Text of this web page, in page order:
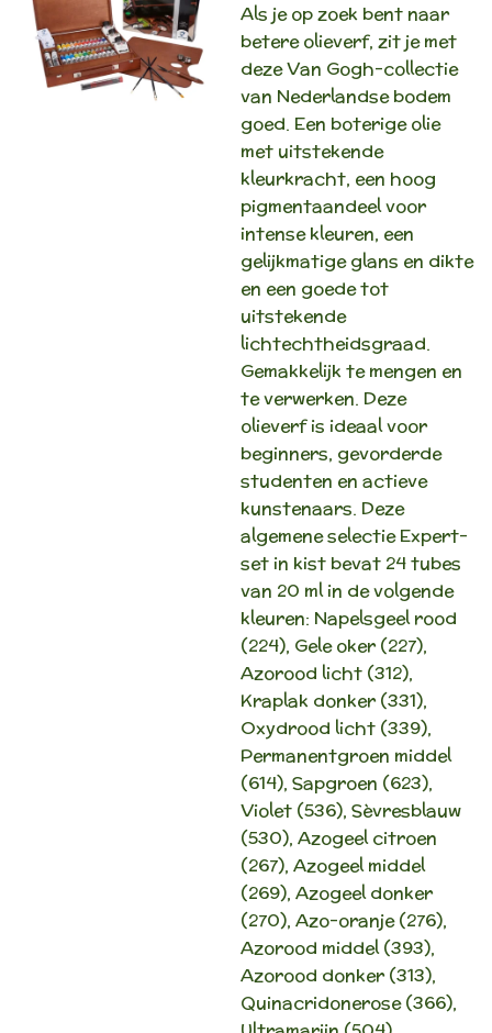
Als je op zoek bent naar
betere olieverf, zit je met
deze Van Gogh-collectie
van Nederlandse bodem
goed. Een boterige olie
met uitstekende
kleurkracht, een hoog
pigmentaandeel voor
intense kleuren, een
gelijkmatige glans en dikte
en een goede tot
uitstekende
lichtechtheidsgraad.
Gemakkelijk te mengen en
te verwerken. Deze
olieverf is ideaal voor
beginners, gevorderde
studenten en actieve
kunstenaars. Deze
algemene selectie Expert-
set in kist bevat 24 tubes
van 20 ml in de volgende
kleuren: Napelsgeel rood
(224), Gele oker (227),
Azorood licht (312),
Kraplak donker (331),
Oxydrood licht (339),
Permanentgroen middel
(614), Sapgroen (623),
Violet (536), Sèvresblauw
(530), Azogeel citroen
(267), Azogeel middel
(269), Azogeel donker
(270), Azo-oranje (276),
Azorood middel (393),
Azorood donker (313),
Quinacridonerose (366),